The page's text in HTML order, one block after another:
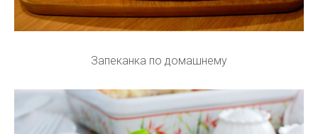
Запеканка по домашнему